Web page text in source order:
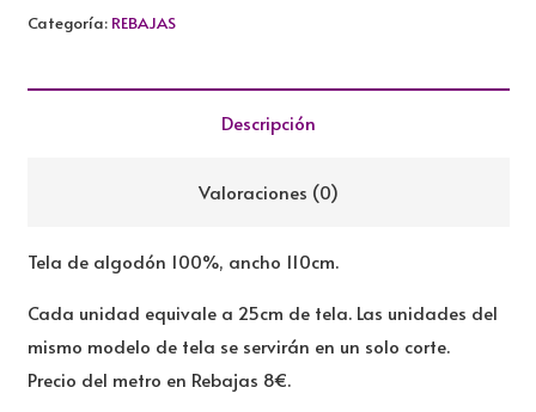
REBAJADA
Categoría: REBAJAS
Descripción
Valoraciones (0)
Tela de algodón 100%, ancho 110cm.
Cada unidad equivale a 25cm de tela. Las unidades del
mismo modelo de tela se servirán en un solo corte.
Precio del metro en Rebajas 8€.